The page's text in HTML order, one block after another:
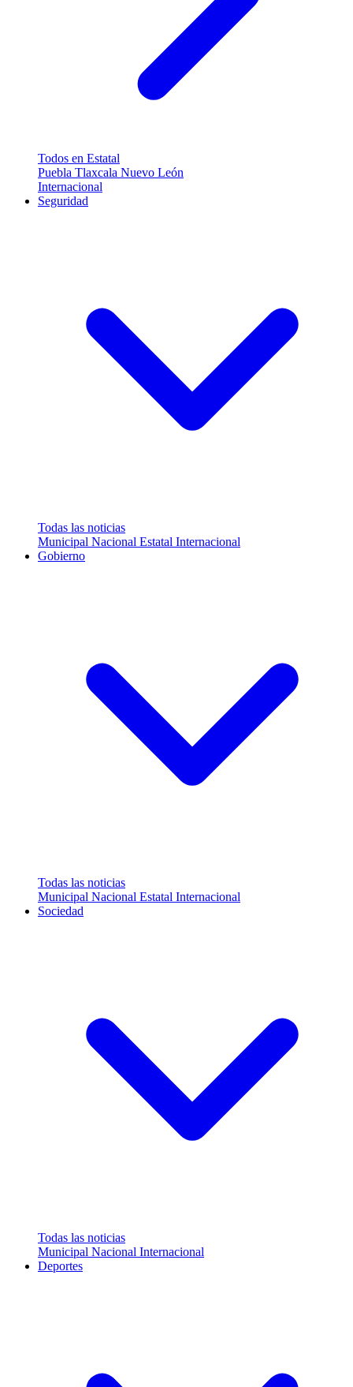
Todos en Estatal
Puebla Tlaxcala Nuevo León
Internacional
Seguridad
Todas las noticias
Municipal Nacional Estatal Internacional
Gobierno
Todas las noticias
Municipal Nacional Estatal Internacional
Sociedad
Todas las noticias
Municipal Nacional Internacional
Deportes